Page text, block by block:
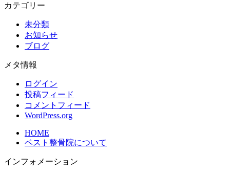
カテゴリー
未分類
お知らせ
ブログ
メタ情報
ログイン
投稿フィード
コメントフィード
WordPress.org
HOME
ベスト整骨院について
インフォメーション